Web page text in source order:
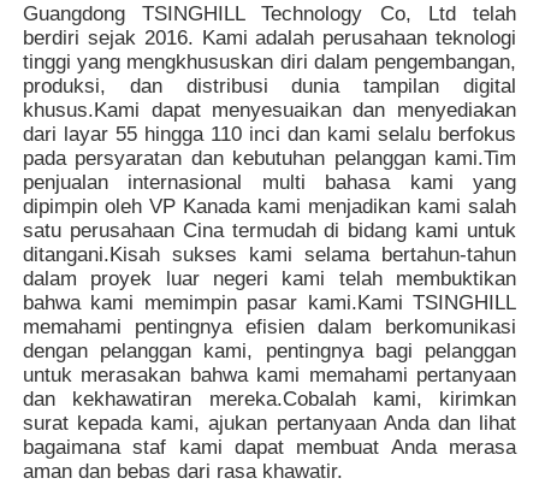
Guangdong TSINGHILL Technology Co, Ltd telah
berdiri sejak 2016. Kami adalah perusahaan teknologi
tinggi yang mengkhususkan diri dalam pengembangan,
produksi, dan distribusi dunia tampilan digital
khusus.Kami dapat menyesuaikan dan menyediakan
dari layar 55 hingga 110 inci dan kami selalu berfokus
pada persyaratan dan kebutuhan pelanggan kami.Tim
penjualan internasional multi bahasa kami yang
dipimpin oleh VP Kanada kami menjadikan kami salah
satu perusahaan Cina termudah di bidang kami untuk
ditangani.Kisah sukses kami selama bertahun-tahun
dalam proyek luar negeri kami telah membuktikan
bahwa kami memimpin pasar kami.Kami TSINGHILL
memahami pentingnya efisien dalam berkomunikasi
dengan pelanggan kami, pentingnya bagi pelanggan
untuk merasakan bahwa kami memahami pertanyaan
dan kekhawatiran mereka.Cobalah kami, kirimkan
surat kepada kami, ajukan pertanyaan Anda dan lihat
bagaimana staf kami dapat membuat Anda merasa
aman dan bebas dari rasa khawatir.